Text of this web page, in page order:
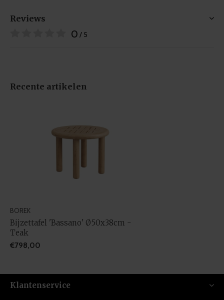
Reviews
0 / 5
Recente artikelen
BOREK
Bijzettafel 'Bassano' Ø50x38cm -
Teak
€798,00
Klantenservice